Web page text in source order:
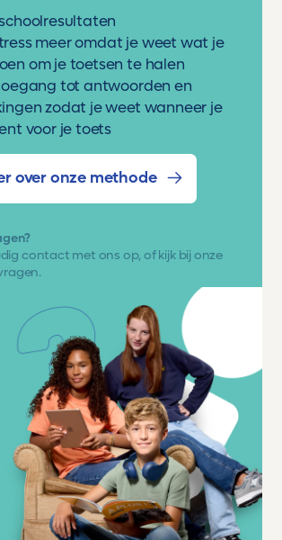
meer omdat je weet wat je
om je toetsen te halen
tot antwoorden en
zodat je weet wanneer je
voor je toets
over onze methode
contact met ons op, of kijk bij onze